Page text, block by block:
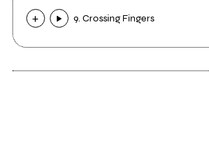
9. Crossing Fingers